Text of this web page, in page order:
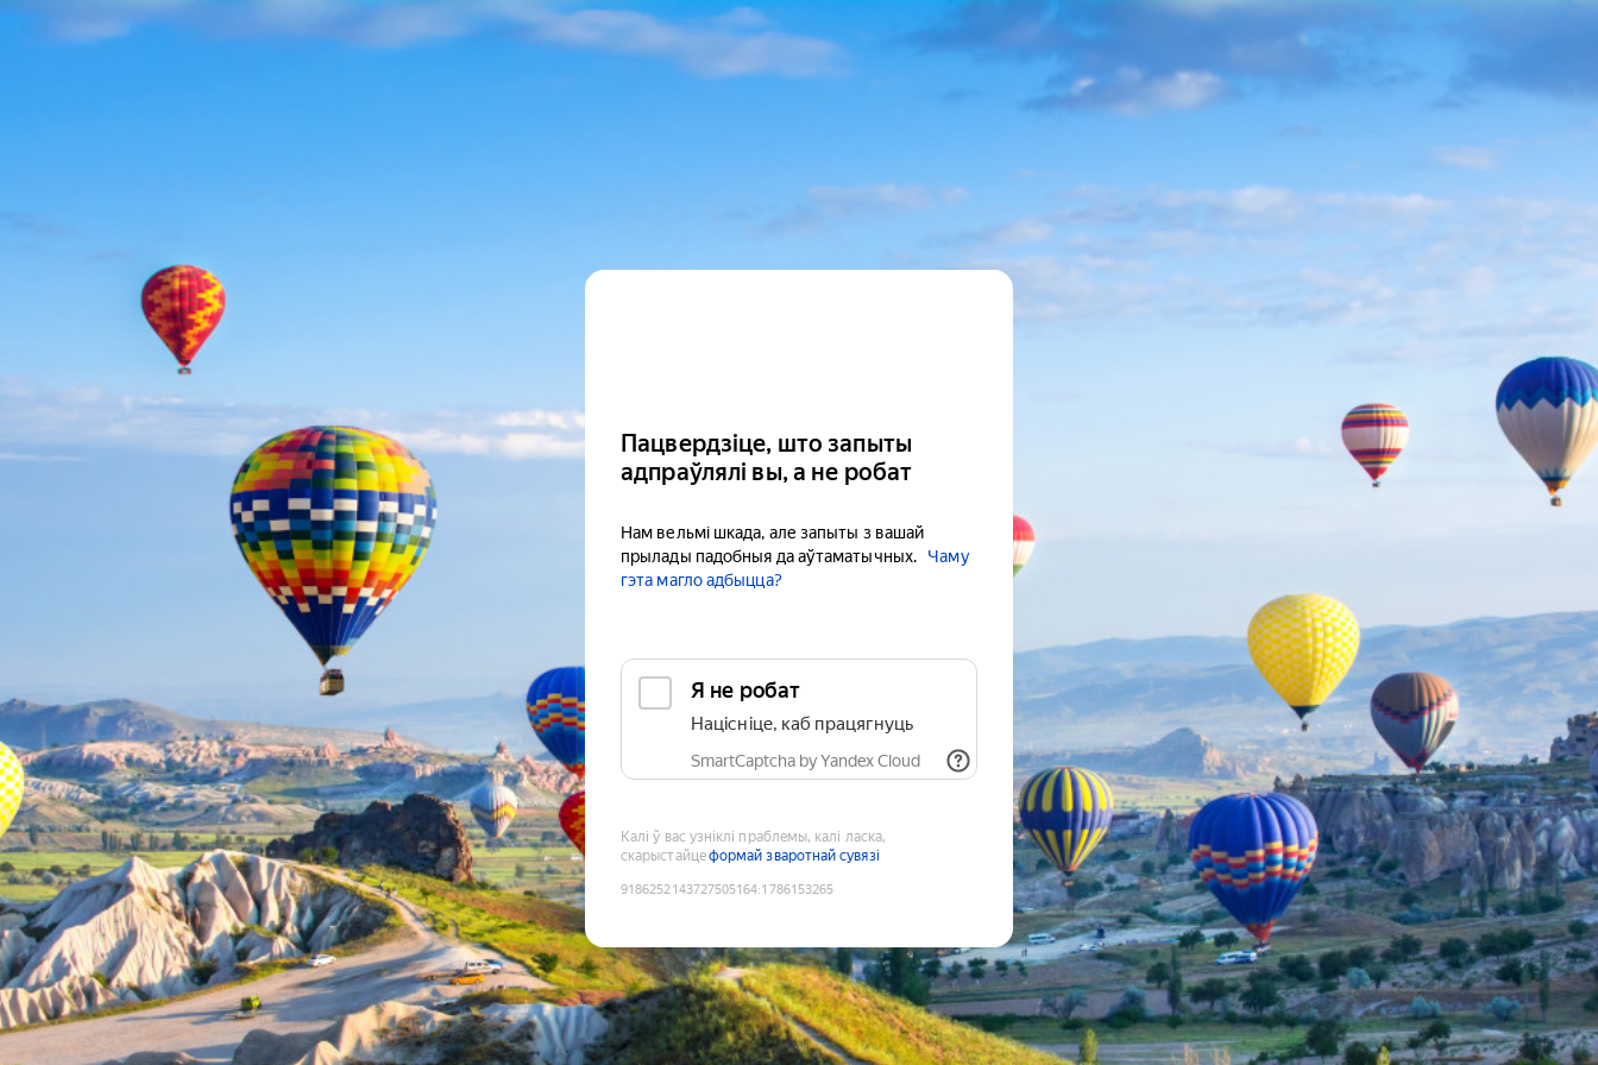
Пацвердзіце, што запыты
адпраўлялі вы, а не робат
Нам вельмі шкада, але запыты з вашай
прылады падобныя да аўтаматычных.
Чаму
гэта магло адбыцца?
Я не робат
Націсніце, каб працягнуць
SmartCaptcha by Yandex Cloud
Калі ў вас узніклі праблемы, калі ласка,
скарыстайцеформай зваротнай сувязі
9186252143727505164:1786153265